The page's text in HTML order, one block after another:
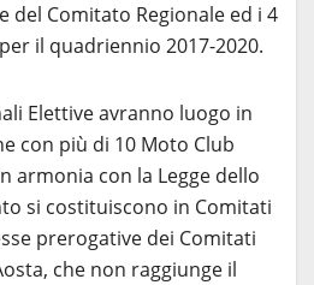
del Comitato Regionale ed i 4
il quadriennio 2017-2020.
Elettive avranno luogo in
con più di 10 Moto Club
armonia con la Legge dello
si costituiscono in Comitati
prerogative dei Comitati
che non raggiunge il